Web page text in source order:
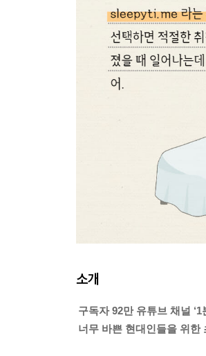
소개
구독자 92만 유튜브 채널
너무 바쁜 현대인들을 위한